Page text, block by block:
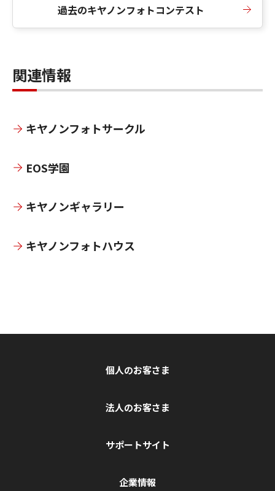
過去のキヤノンフォトコンテスト
関連情報
キヤノンフォトサークル
EOS学園
キヤノンギャラリー
キヤノンフォトハウス
個人のお客さま
法人のお客さま
サポートサイト
企業情報